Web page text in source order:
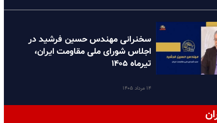
سخنرانی مهندس حسین فرشید در
اجلاس شورای ملی مقاومت ایران،
تیرماه ۱۴۰۵
۱۴ مرداد ۱۴۰۵